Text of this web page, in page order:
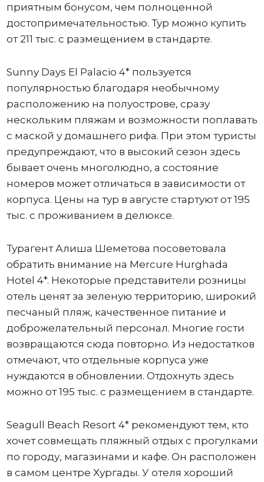
приятным бонусом, чем полноценной
достопримечательностью. Тур можно купить
от 211 тыс. с размещением в стандарте.
Sunny Days El Palacio 4* пользуется
популярностью благодаря необычному
расположению на полуострове, сразу
нескольким пляжам и возможности поплавать
с маской у домашнего рифа. При этом туристы
предупреждают, что в высокий сезон здесь
бывает очень многолюдно, а состояние
номеров может отличаться в зависимости от
корпуса. Цены на тур в августе стартуют от 195
тыс. с проживанием в делюксе.
Турагент Алиша Шеметова посоветовала
обратить внимание на Mercure Hurghada
Hotel 4*. Некоторые представители розницы
отель ценят за зеленую территорию, широкий
песчаный пляж, качественное питание и
доброжелательный персонал. Многие гости
возвращаются сюда повторно. Из недостатков
отмечают, что отдельные корпуса уже
нуждаются в обновлении. Отдохнуть здесь
можно от 195 тыс. с размещением в стандарте.
Seagull Beach Resort 4* рекомендуют тем, кто
хочет совмещать пляжный отдых с прогулками
по городу, магазинами и кафе. Он расположен
в самом центре Хургады. У отеля хороший